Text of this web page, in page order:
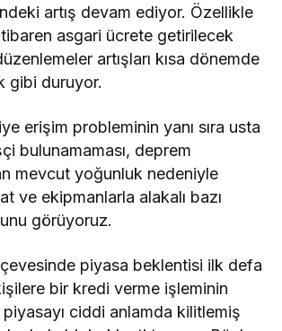
artış devam ediyor. Özellikle
asgari ücrete getirilecek
artışları kısa dönemde
gibi duruyor.
erişim probleminin yanı sıra usta
bulunamaması, deprem
mevcut yoğunluk nedeniyle
ve ekipmanlarla alakalı bazı
görüyoruz.
piyasa beklentisi ilk defa
bir kredi verme işleminin
piyasayı ciddi anlamda kilitlemiş